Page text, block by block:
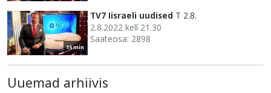
15 min
TV7 Iisraeli uudised T 2.8.
2.8.2022 kell 21.30
Saateosa: 2898
Uuemad arhiivis